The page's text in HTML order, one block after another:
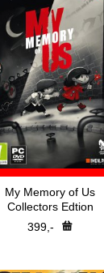
My Memory of Us
Collectors Edtion
399,-